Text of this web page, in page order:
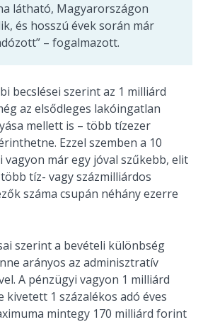
látható, Magyarországon
és hosszú évek során már
– fogalmazott.
becslései szerint az 1 milliárd
az elsődleges lakóingatlan
mellett is – több tízezer
Ezzel szemben a 10
már egy jóval szűkebb, elit
tíz- vagy százmilliárdos
száma csupán néhány ezerre
szerint a bevételi különbség
arányos az adminisztratív
A pénzügyi vagyon 1 milliárd
1 százalékos adó éves
mintegy 170 milliárd forint